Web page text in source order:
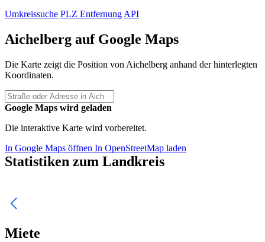
Umkreissuche PLZ EntfernungAPI
Aichelberg auf Google Maps
Die Karte zeigt die Position von Aichelberg anhand der hinterlegten
Koordinaten.
Google Maps wird geladen
Die interaktive Karte wird vorbereitet.
In Google Maps öffnen In OpenStreetMap laden
Statistiken zum Landkreis
Miete